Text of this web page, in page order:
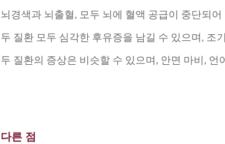
뇌경색과 뇌출혈, 모두 뇌에 혈액 공급이 중단되
두 질환 모두 심각한 후유증을 남길 수 있으며, 조
두 질환의 증상은 비슷할 수 있으며, 안면 마비,
다른 점